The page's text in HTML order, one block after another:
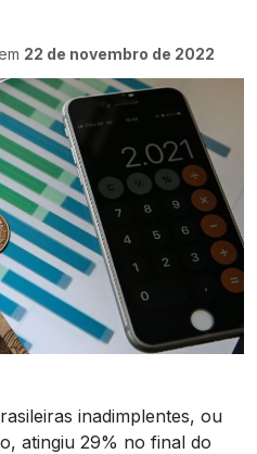
22 de novembro de 2022
inadimplentes, ou
atingiu 29% no final do